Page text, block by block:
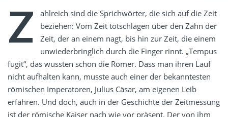
Z
ahlreich sind die Sprichwörter, die sich auf die Zeit
beziehen: Vom Zeit totschlagen über den Zahn der
Zeit, der an einem nagt, bis hin zur Zeit, die einem
unwiederbringlich durch die Finger rinnt. „Tempus
fugit“, das wussten schon die Römer. Dass man ihren Lauf
nicht aufhalten kann, musste auch einer der bekanntesten
römischen Imperatoren, Julius Cäsar, am eigenen Leib
erfahren. Und doch, auch in der Geschichte der Zeitmessung
ist der römische Kaiser nach wie vor präsent. Der von ihm